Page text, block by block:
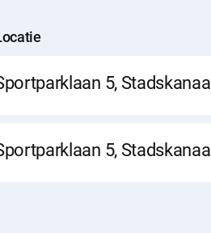
5, Stadskanaal
5, Stadskanaal